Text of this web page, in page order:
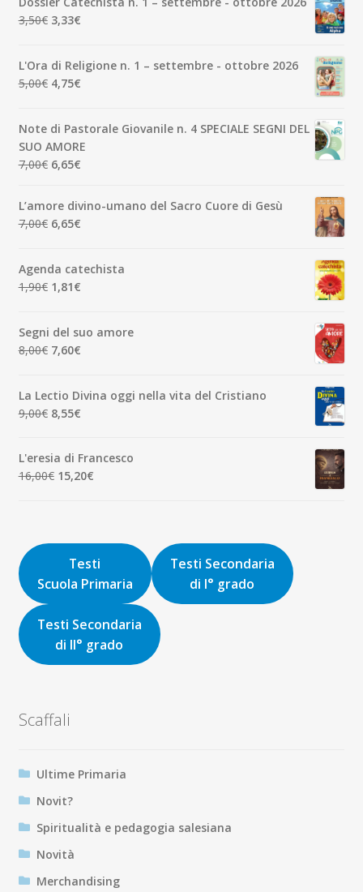
3,50€ Il
era:
3,50€.
3,33€Il
è:
3,33€.
L'Ora di Religione n. 1 – settembre - ottobre 2026
5,00€ Il
era:
5,00€.
4,75€Il
è:
4,75€.
Note di Pastorale Giovanile n. 4 SPECIALE SEGNI DEL
SUO AMORE
7,00€ Il
originale
era:
7,00€.
6,65€Il
attuale
è:
L’amore divino-umano del Sacro Cuore di Gesù
7,00€ Il
era:
7,00€.
6,65€Il
è:
6,65€.
Agenda catechista
1,90€ Il
era:
1,90€.
1,81€Il
è:
1,81€.
Segni del suo amore
8,00€ Il
era:
8,00€.
7,60€Il
è:
7,60€.
La Lectio Divina oggi nella vita del Cristiano
9,00€ Il
era:
9,00€.
8,55€Il
è:
8,55€.
L'eresia di Francesco
16,00€ Il
16,00€.
15,20€Il
15,20€.
Testi
Scuola Primaria
Testi Secondaria
di I° grado
Testi Secondaria
di II° grado
Scaffali
Ultime Primaria
Novit?
Spiritualità e pedagogia salesiana
Novità
Merchandising